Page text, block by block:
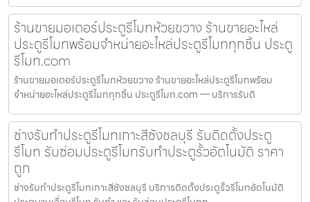
ร้านขายมอเตอร์ประตูรีโมทห้วยขวาง ร้านขายอะไหล่
ประตูรีโมทพร้อมจำหน่ายอะไหล่ประตูรีโมททุกชิ้น ประตู
รีโมท.com
ร้านขายมอเตอร์ประตูรีโมทห้วยขวาง ร้านขายอะไหล่ประตูรีโมทพร้อม
จำหน่ายอะไหล่ประตูรีโมททุกชิ้น ประตูรีโมท.com — บริการรับติ
ช่างรับทำประตูรีโมทเกาะสีชังชลบุรี รับติดตั้งประตู
รีโมท รับซ่อมประตูรีโมทรับทำประตูรั้วอัตโนมัติ ราคา
ถูก
ช่างรับทำประตูรีโมทเกาะสีชังชลบุรี บริการติดตั้งประตูรั้วรีโมทอัตโนมัติ